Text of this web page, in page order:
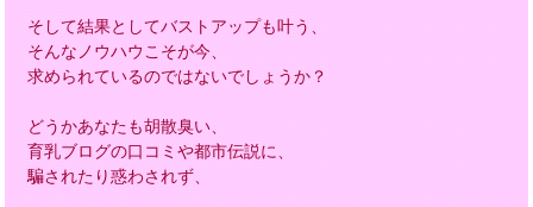
そして結果としてバストアップも叶う、
そんなノウハウこそが今、
求められているのではないでしょうか？
どうかあなたも胡散臭い、
育乳ブログの口コミや都市伝説に、
騙されたり惑わされず、